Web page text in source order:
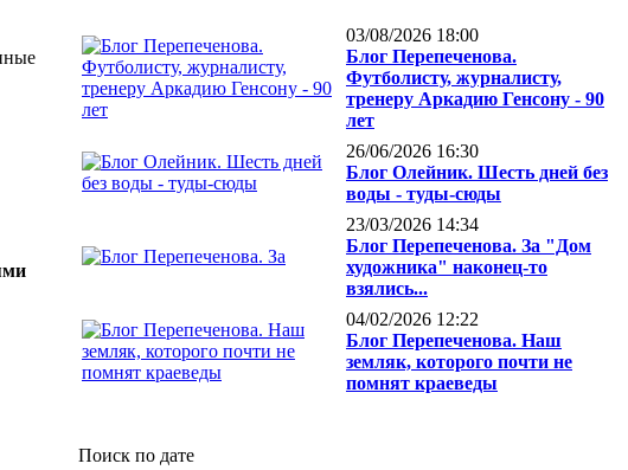
03/08/2026 18:00
Блог Перепеченова.
Футболисту, журналисту,
тренеру Аркадию Генсону - 90
лет
26/06/2026 16:30
Блог Олейник. Шесть дней без
воды - туды-сюды
23/03/2026 14:34
Блог Перепеченова. За "Дом
художника" наконец-то
взялись...
04/02/2026 12:22
Блог Перепеченова. Наш
земляк, которого почти не
помнят краеведы
Поиск по дате